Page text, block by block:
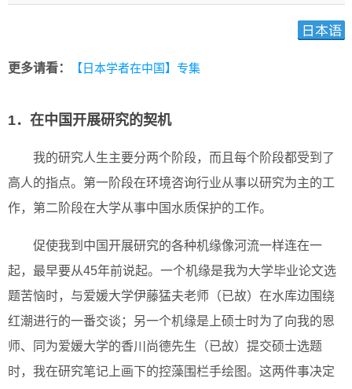
更多请看： 【日本学者在中国】专集
1．在中国开展研究的契机
我的研究人生主要分两个阶段，而且每个阶段都受到了
高人的指点。第一阶段在环境咨询行业从事以研究为主的工
作，第二阶段在大学从事中国水质保护的工作。
促使我到中国开展研究的各种机缘像河流一样连在一
起，最早要从45年前说起。一个机缘是我为大学毕业论文选
题苦恼时，与爱媛大学伊藤猛夫老师（已故）在水库边围绕
红潮进行的一番交谈；另一个机缘是上硕士时为了向我的恩
师、同为爱媛大学的香川尚德先生（已故）提交硕士选题
时，我在研究笔记上画下的控藻围栏手绘图。这两件事决定